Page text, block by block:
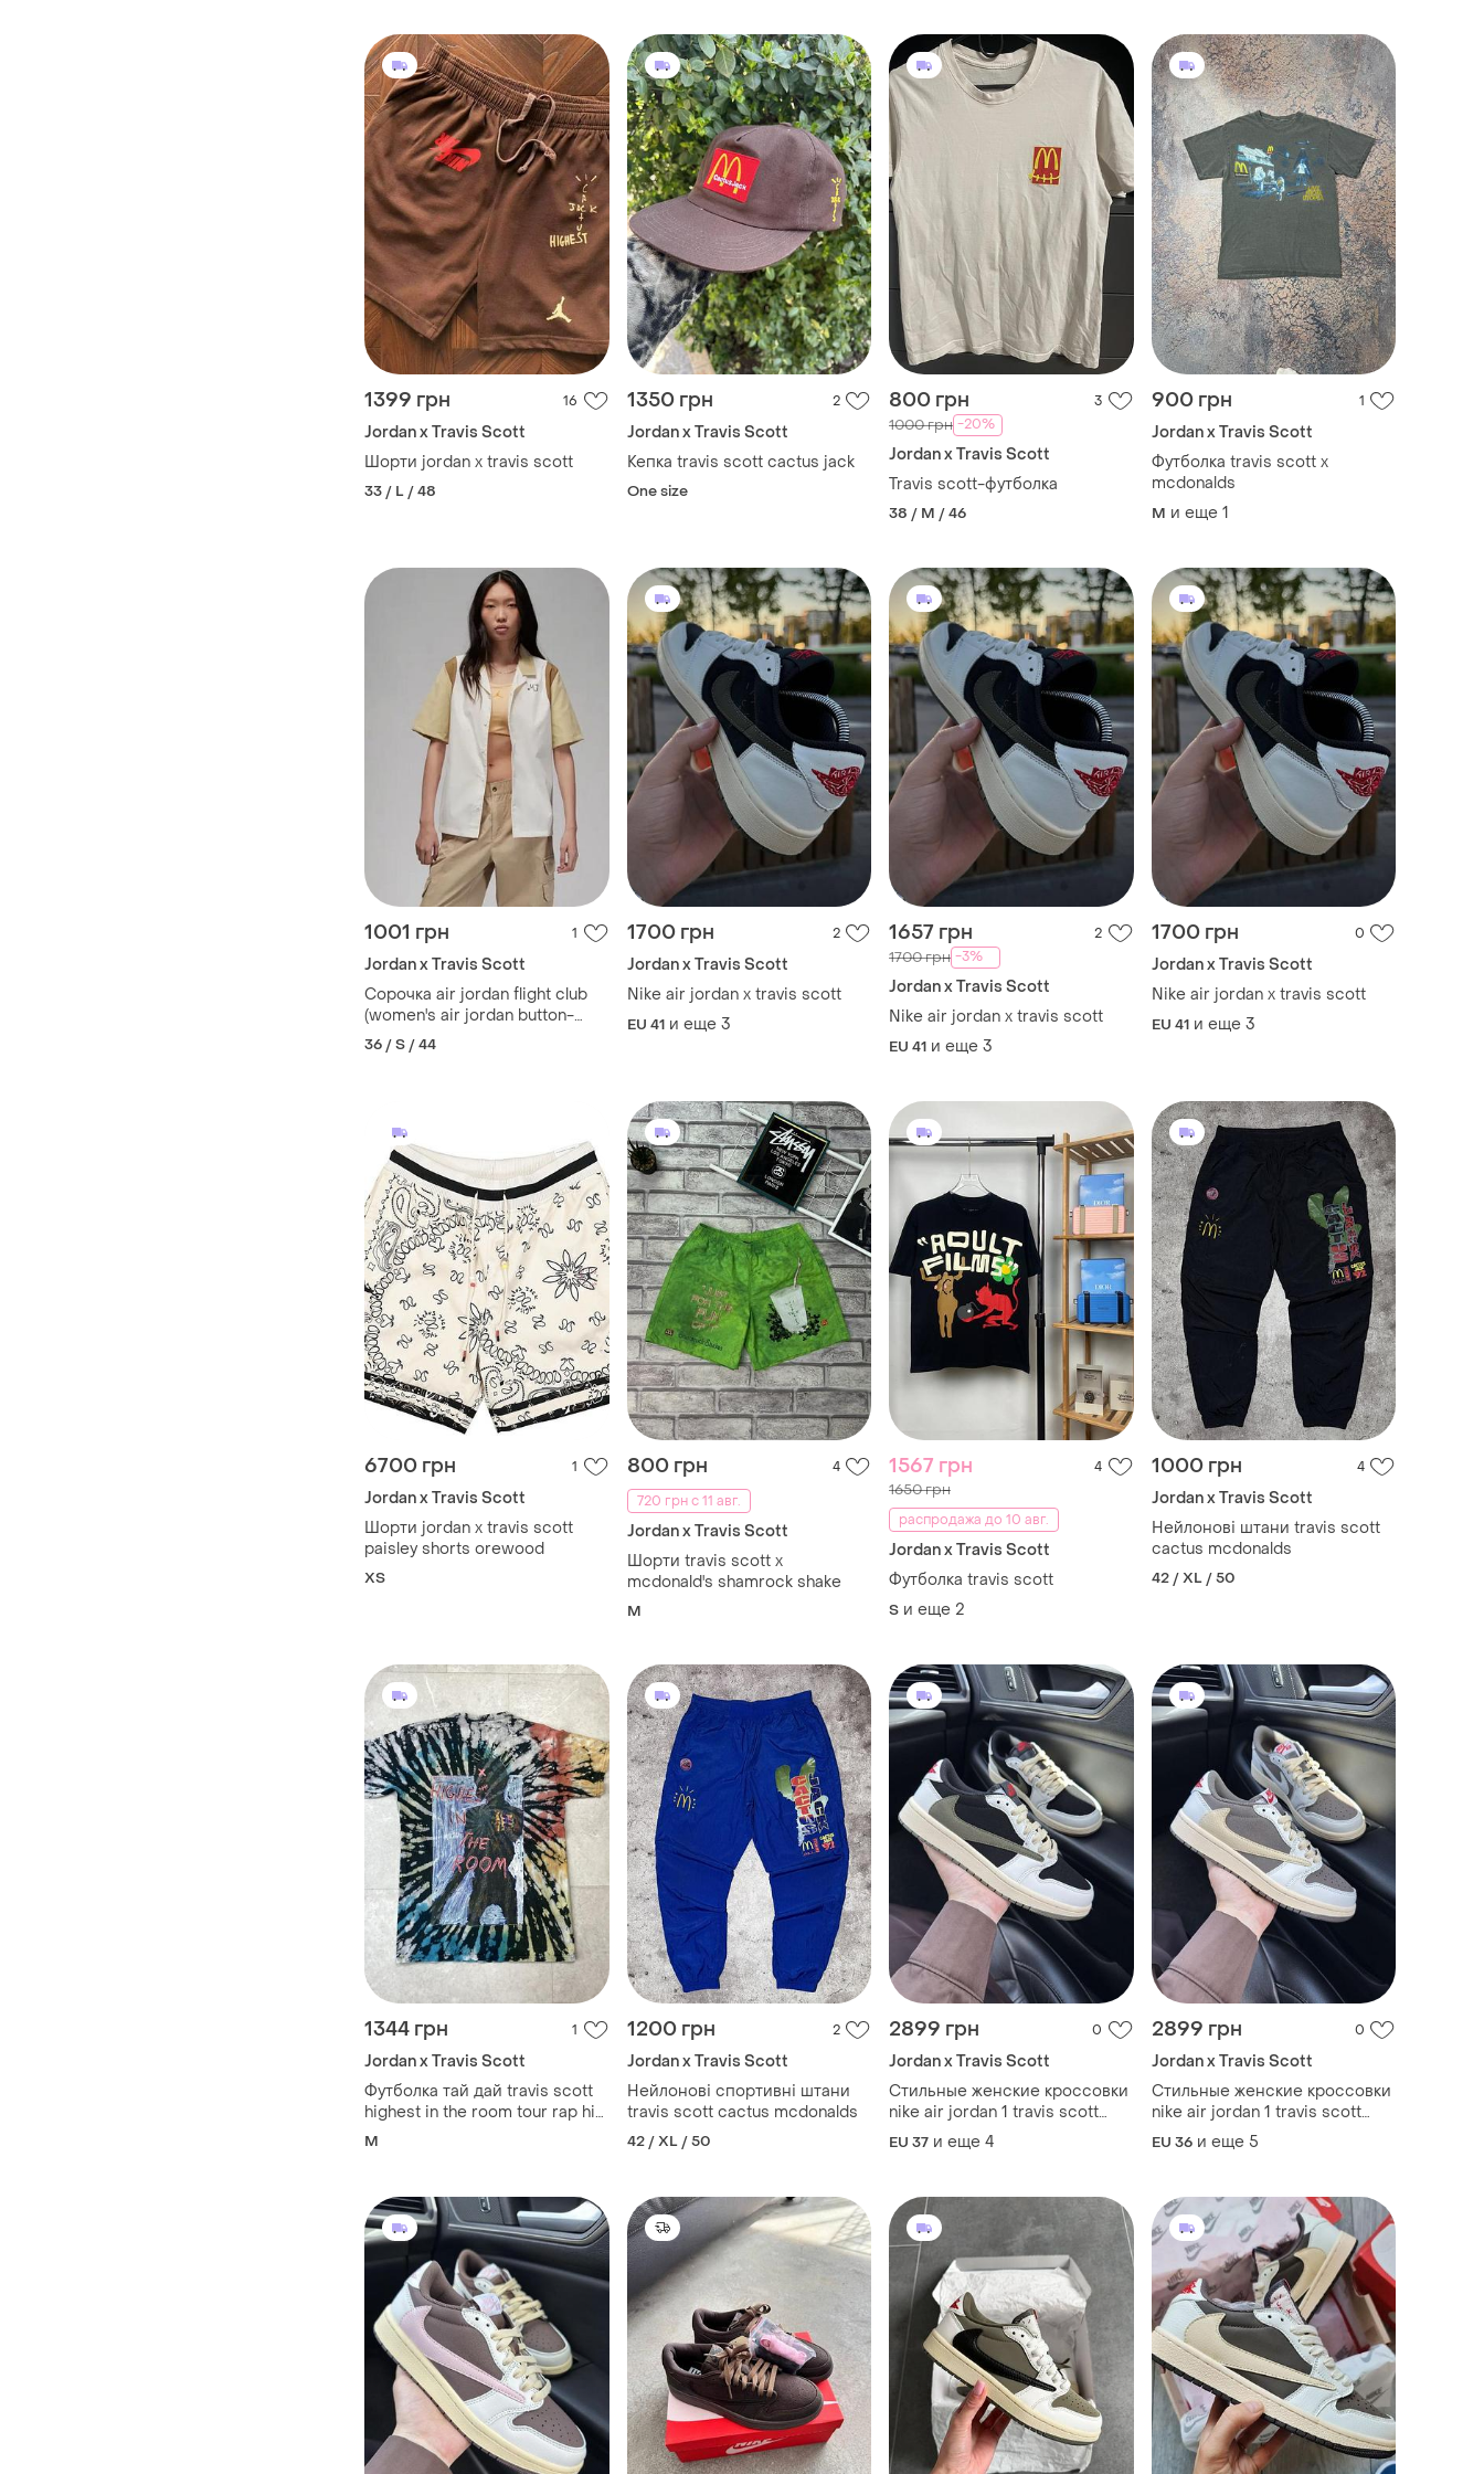
1399 грн 16
Jordan x Travis Scott
Шорти jordan x travis scott
33 / L / 48
1350 грн 2
Jordan x Travis Scott
Кепка travis scott cactus jack
One size
800 грн 3
1000 грн -20%
Jordan x Travis Scott
Travis scott-футболка
38 / M / 46
900 грн 1
Jordan x Travis Scott
Футболка travis scott x
mcdonalds
M и еще 1
1001 грн 1
Jordan x Travis Scott
Сорочка air jordan flight club
(women's air jordan button-
down shirt).
36 / S / 44
1700 грн 2
Jordan x Travis Scott
Nike air jordan x travis scott
EU 41 и еще 3
1657 грн 2
1700 грн -3%
Jordan x Travis Scott
Nike air jordan x travis scott
EU 41 и еще 3
1700 грн 0
Jordan x Travis Scott
Nike air jordan x travis scott
EU 41 и еще 3
6700 грн 1
Jordan x Travis Scott
Шорти jordan x travis scott
paisley shorts orewood
XS
800 грн
4
720 грн с 11 авг.
Jordan x Travis Scott
Шорти travis scott x
mcdonald's shamrock shake
M
1567 грн 4
1650 грн
распродажа до 10 авг.
Jordan x Travis Scott
Футболка travis scott
S и еще 2
1000 грн 4
Jordan x Travis Scott
Нейлонові штани travis scott
cactus mcdonalds
42 / XL / 50
1344 грн 1
Jordan x Travis Scott
Футболка тай дай travis scott
highest in the room tour rap hip
hop psychedelic tie dye t-shirt
M
1200 грн 2
Jordan x Travis Scott
Нейлонові спортивні штани
travis scott cactus mcdonalds
42 / XL / 50
2899 грн 0
Jordan x Travis Scott
Стильные женские кроссовки
nike air jordan 1 travis scott
olive
EU 37 и еще 4
2899 грн 0
Jordan x Travis Scott
Стильные женские кроссовки
nike air jordan 1 travis scott
reverse mocha
EU 36 и еще 5